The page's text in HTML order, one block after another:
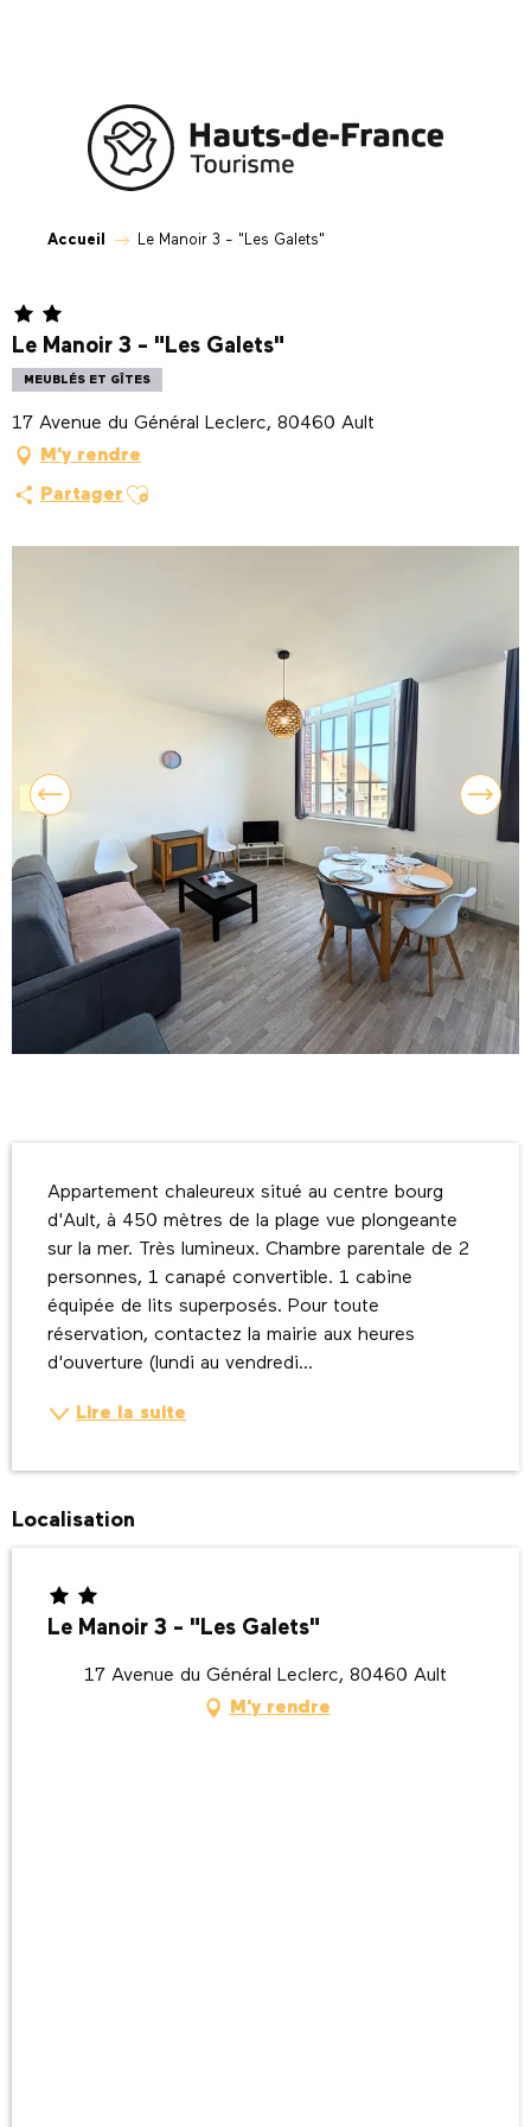
Accueil Le Manoir 3 - "Les Galets"
Le Manoir 3 - "Les Galets"
MEUBLÉS ET GÎTES
17 Avenue du Général Leclerc, 80460 Ault
M'y rendre
Partager Ajouter aux favoris
Appartement chaleureux situé au centre bourg
d'Ault, à 450 mètres de la plage vue plongeante
sur la mer. Très lumineux. Chambre parentale de 2
personnes, 1 canapé convertible. 1 cabine
équipée de lits superposés. Pour toute
réservation, contactez la mairie aux heures
d'ouverture (lundi au vendredi...
Lire la suite
Localisation
Le Manoir 3 - "Les Galets"
17 Avenue du Général Leclerc, 80460 Ault
M'y rendre